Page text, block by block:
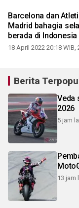
Barcelona dan
Madrid bahagia
berada di Indonesia
18 April 2022 20:18 WIB,
Berita
Veda
2026
5 jam
13 jam